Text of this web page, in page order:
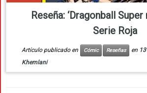
Reseña: ‘Dragonball
Serie Roja
Artículo publicado en Cómic Reseñas en
Khemlani